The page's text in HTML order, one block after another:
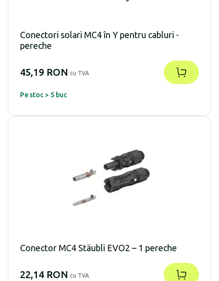
Conectori solari MC4 în Y pentru cabluri -
pereche
45,19 RON cu TVA
Pe stoc > 5 buc
Conector MC4 Stäubli EVO2 – 1 pereche
22,14 RON cu TVA